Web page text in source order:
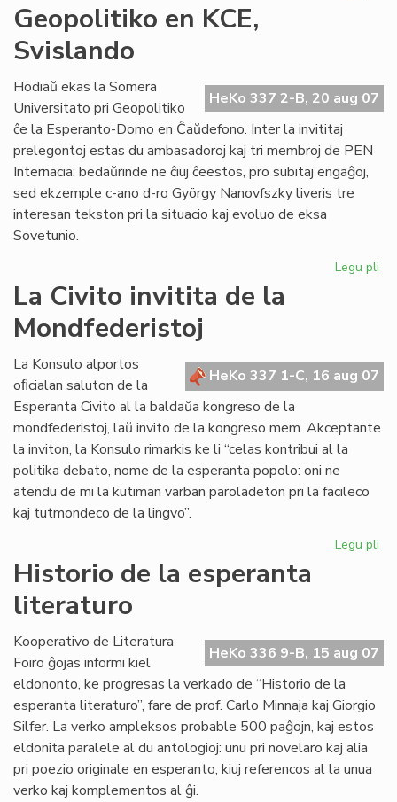
Geopolitiko en KCE,
Svislando
HeKo 337 2-B, 20 aug 07
Hodiaŭ ekas la Somera
Universitato pri Geopolitiko
ĉe la Esperanto-Domo en Ĉaŭdefono. Inter la invititaj
prelegontoj estas du ambasadoroj kaj tri membroj de PEN
Internacia: bedaŭrinde ne ĉiuj ĉeestos, pro subitaj engaĝoj,
sed ekzemple c-ano d-ro György Nanovfszky liveris tre
interesan tekston pri la situacio kaj evoluo de eksa
Sovetunio.
Legu pli
La Civito invitita de la
Mondfederistoj
HeKo 337 1-C, 16 aug 07
La Konsulo alportos
oﬁcialan saluton de la
Esperanta Civito al la baldaŭa kongreso de la
mondfederistoj, laŭ invito de la kongreso mem. Akceptante
la inviton, la Konsulo rimarkis ke li “celas kontribui al la
politika debato, nome de la esperanta popolo: oni ne
atendu de mi la kutiman varban paroladeton pri la facileco
kaj tutmondeco de la lingvo”.
Legu pli
la
Historio de la esperanta
literaturo
HeKo 336 9-B, 15 aug 07
Kooperativo de Literatura
Foiro ĝojas informi kiel
eldononto, ke progresas la verkado de “Historio de la
esperanta literaturo”, fare de prof. Carlo Minnaja kaj Giorgio
Silfer. La verko ampleksos probable 500 paĝojn, kaj estos
eldonita paralele al du antologioj: unu pri novelaro kaj alia
pri poezio originale en esperanto, kiuj referencos al la unua
verko kaj komplementos al ĝi.